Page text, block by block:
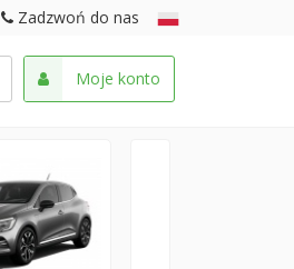
Zadzwoń do nas
Moje konto